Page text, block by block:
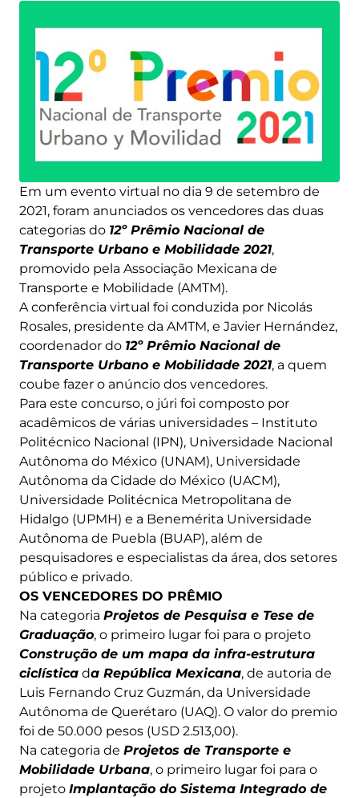
Em um evento virtual no dia 9 de setembro de
2021, foram anunciados os vencedores das duas
categorias do 12º Prêmio Nacional de
Transporte Urbano e Mobilidade 2021,
promovido pela Associação Mexicana de
Transporte e Mobilidade (AMTM).
A conferência virtual foi conduzida por Nicolás
Rosales, presidente da AMTM, e Javier Hernández,
coordenador do 12º Prêmio Nacional de
Transporte Urbano e Mobilidade 2021, a quem
coube fazer o anúncio dos vencedores.
Para este concurso, o júri foi composto por
acadêmicos de várias universidades – Instituto
Politécnico Nacional (IPN), Universidade Nacional
Autônoma do México (UNAM), Universidade
Autônoma da Cidade do México (UACM),
Universidade Politécnica Metropolitana de
Hidalgo (UPMH) e a Benemérita Universidade
Autônoma de Puebla (BUAP), além de
pesquisadores e especialistas da área, dos setores
público e privado.
OS VENCEDORES DO PRÊMIO
Na categoria Projetos de Pesquisa e Tese de
Graduação, o primeiro lugar foi para o projeto
Construção de um mapa da infra-estrutura
ciclística da República Mexicana, de autoria de
Luis Fernando Cruz Guzmán, da Universidade
Autônoma de Querétaro (UAQ). O valor do premio
foi de 50.000 pesos (USD 2.513,00).
Na categoria de Projetos de Transporte e
Mobilidade Urbana, o primeiro lugar foi para o
projeto Implantação do Sistema Integrado de